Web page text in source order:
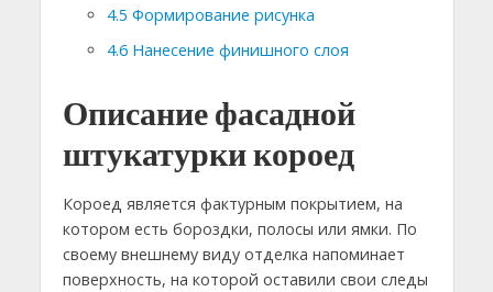
4.5 Формирование рисунка
4.6Нанесение финишного слоя
Описание фасадной
штукатурки короед
Короед является фактурным покрытием, на
котором есть бороздки, полосы или ямки. По
своему внешнему виду отделка напоминает
поверхность, на которой оставили свои следы